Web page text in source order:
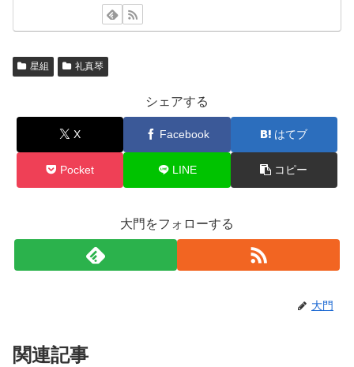
星組 礼真琴
シェアする
X Facebook はてブ
Pocket LINE コピー
大門をフォローする
大門
関連記事